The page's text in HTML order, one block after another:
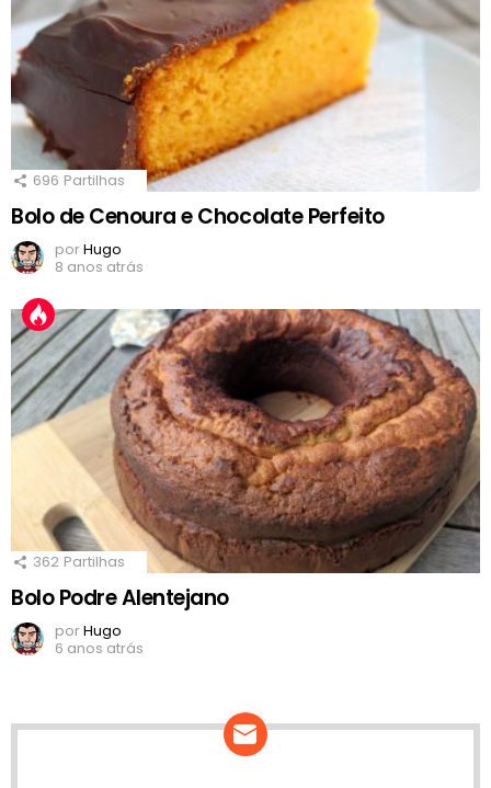
696 Partilhas
Bolo de Cenoura e Chocolate Perfeito
porHugo
8 anos atrás
362 Partilhas
Bolo Podre Alentejano
porHugo
6 anos atrás